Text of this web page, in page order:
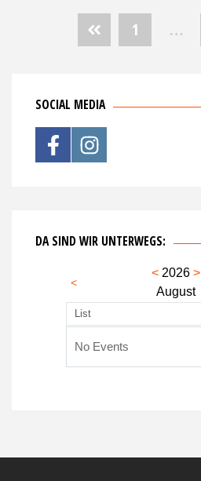
Seitennummerierung
1 …
SOCIAL MEDIA
DA SIND WIR UNTERWEGS:
<
< 2026 >
August
List
No Events